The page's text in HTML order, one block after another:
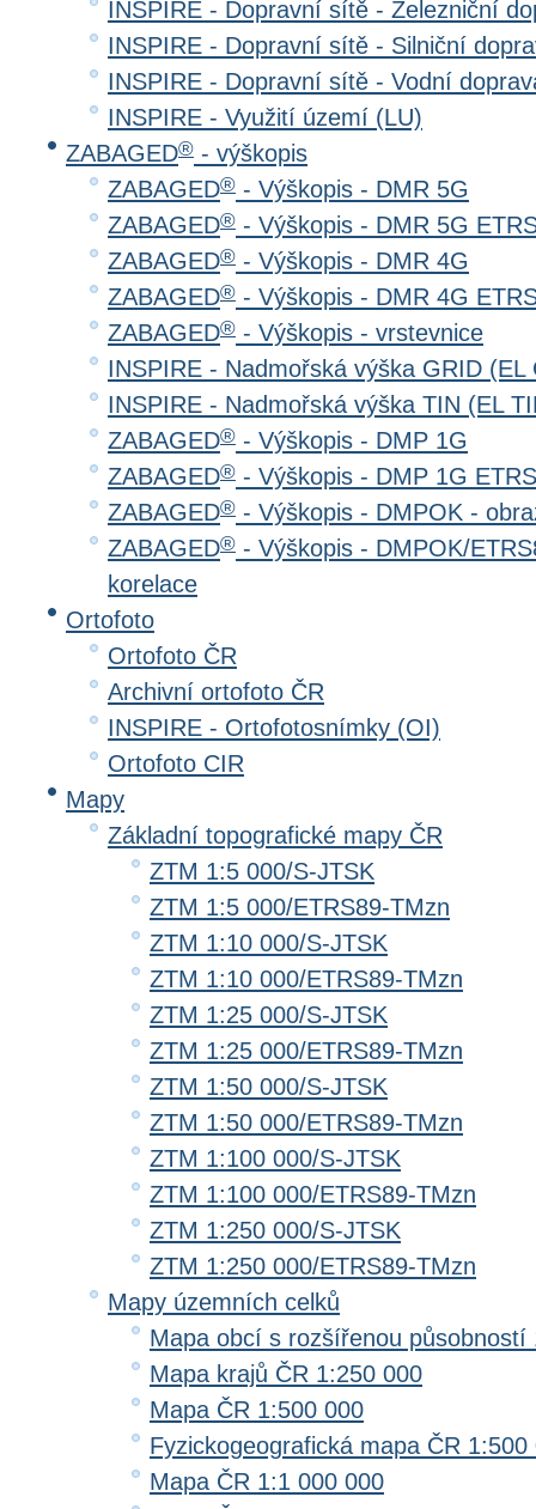
INSPIRE - Dopravní sítě - Železniční
INSPIRE - Dopravní sítě - Silniční
INSPIRE - Dopravní sítě - Vodní
INSPIRE - Využití území (LU)
ZABAGED® - výškopis
ZABAGED® - Výškopis - DMR 5G
ZABAGED® - Výškopis - DMR 5G
ZABAGED® - Výškopis - DMR 4G
ZABAGED® - Výškopis - DMR 4G
ZABAGED® - Výškopis - vrstevnice
INSPIRE - Nadmořská výška GRID (EL
INSPIRE - Nadmořská výška TIN (EL
ZABAGED® - Výškopis - DMP 1G
ZABAGED® - Výškopis - DMP 1G
ZABAGED® - Výškopis - DMPOK -
ZABAGED® - Výškopis - DMPOK/
korelace
Ortofoto
Ortofoto ČR
Archivní ortofoto ČR
INSPIRE - Ortofotosnímky (OI)
Ortofoto CIR
Mapy
Základní topografické mapy ČR
ZTM 1:5 000/S-JTSK
ZTM 1:5 000/ETRS89-TMzn
ZTM 1:10 000/S-JTSK
ZTM 1:10 000/ETRS89-TMzn
ZTM 1:25 000/S-JTSK
ZTM 1:25 000/ETRS89-TMzn
ZTM 1:50 000/S-JTSK
ZTM 1:50 000/ETRS89-TMzn
ZTM 1:100 000/S-JTSK
ZTM 1:100 000/ETRS89-TMzn
ZTM 1:250 000/S-JTSK
ZTM 1:250 000/ETRS89-TMzn
Mapy územních celků
Mapa obcí s rozšířenou působností
Mapa krajů ČR 1:250 000
Mapa ČR 1:500 000
Fyzickogeografická mapa ČR 1:500
Mapa ČR 1:1 000 000